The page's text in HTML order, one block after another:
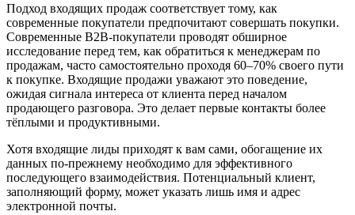
Подход входящих продаж соответствует тому, как
современные покупатели предпочитают совершать покупки.
Современные B2B-покупатели проводят обширное
исследование перед тем, как обратиться к менеджерам по
продажам, часто самостоятельно проходя 60–70% своего пути
к покупке. Входящие продажи уважают это поведение,
ожидая сигнала интереса от клиента перед началом
продающего разговора. Это делает первые контакты более
тёплыми и продуктивными.
Хотя входящие лиды приходят к вам сами, обогащение их
данных по-прежнему необходимо для эффективного
последующего взаимодействия. Потенциальный клиент,
заполняющий форму, может указать лишь имя и адрес
электронной почты.